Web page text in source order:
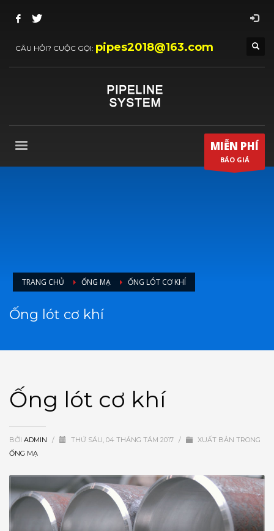
CÂU HỎI? CUỘC GỌI: pipes2018@163.com
MIỄN PHÍ
BÁO GIÁ
TRANG CHỦ ỐNG MẠ ỐNG LÓT CƠ KHÍ
Ống lót cơ khí
Ống lót cơ khí
BỞI ADMIN / THỨ SÁU, 04 THÁNG TÁM 2017 /
XUẤT BẢN TRONG
ỐNG MẠ